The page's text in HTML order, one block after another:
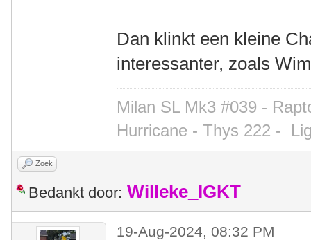
Dan klinkt een kleine
interessanter, zoals
Milan SL Mk3 #039 -
Hurricane - Thys 222 -
Zoek
Bedankt door: Willeke_IGKT
19-Aug-2024, 08:32 PM